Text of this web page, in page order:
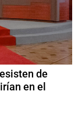
de
en el